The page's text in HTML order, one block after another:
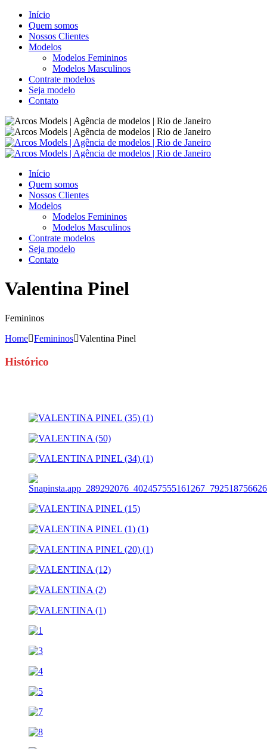
Início
Quem somos
Nossos Clientes
Modelos
Modelos Femininos
Modelos Masculinos
Contrate modelos
Seja modelo
Contato
Início
Quem somos
Nossos Clientes
Modelos
Modelos Femininos
Modelos Masculinos
Contrate modelos
Seja modelo
Contato
Valentina Pinel
Femininos
Home Femininos Valentina Pinel
Histórico